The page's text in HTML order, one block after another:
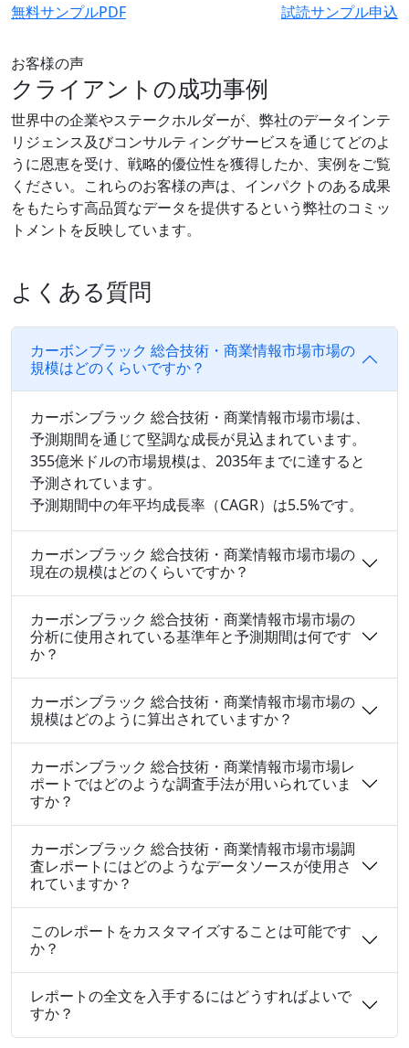
無料サンプルPDF 試読サンプル申込
お客様の声
クライアントの成功事例
世界中の企業やステークホルダーが、弊社のデータインテ
リジェンス及びコンサルティングサービスを通じてどのよ
うに恩恵を受け、戦略的優位性を獲得したか、実例をご覧
ください。これらのお客様の声は、インパクトのある成果
をもたらす高品質なデータを提供するという弊社のコミッ
トメントを反映しています。
よくある質問
カーボンブラック 総合技術・商業情報市場市場の
規模はどのくらいですか？
カーボンブラック 総合技術・商業情報市場市場は、
予測期間を通じて堅調な成長が見込まれています。
355億米ドルの市場規模は、2035年までに達すると
予測されています。
予測期間中の年平均成長率（CAGR）は5.5%です。
カーボンブラック 総合技術・商業情報市場市場の
現在の規模はどのくらいですか？
カーボンブラック 総合技術・商業情報市場市場の
分析に使用されている基準年と予測期間は何です
か？
カーボンブラック 総合技術・商業情報市場市場の
規模はどのように算出されていますか？
カーボンブラック 総合技術・商業情報市場市場レ
ポートではどのような調査手法が用いられていま
すか？
カーボンブラック 総合技術・商業情報市場市場調
査レポートにはどのようなデータソースが使用さ
れていますか？
このレポートをカスタマイズすることは可能です
か？
レポートの全文を入手するにはどうすればよいで
すか？